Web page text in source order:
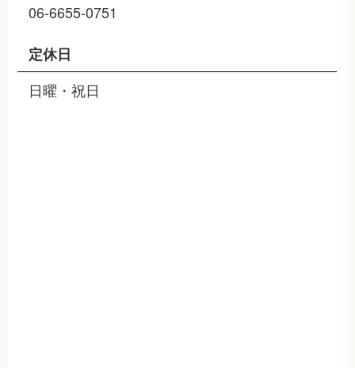
06-6655-0751
定休日
日曜・祝日